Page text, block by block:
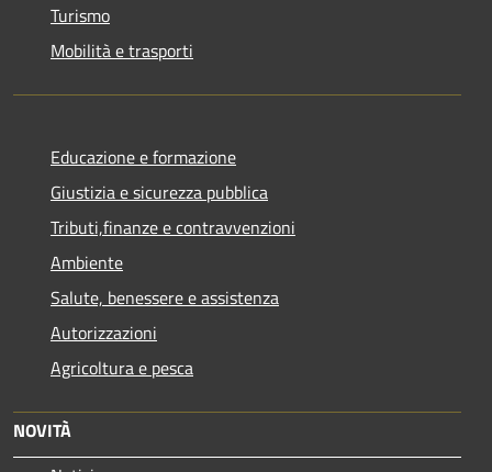
Turismo
Mobilità e trasporti
Educazione e formazione
Giustizia e sicurezza pubblica
Tributi,finanze e contravvenzioni
Ambiente
Salute, benessere e assistenza
Autorizzazioni
Agricoltura e pesca
NOVITÀ